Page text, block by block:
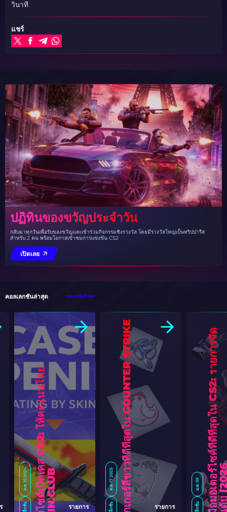
วินาที
แชร์
ปฏิทินของขวัญประจำวัน
กลับมาทุกวันเพื่อรับของขวัญและเข้าร่วมกิจกรรมชิงรางวัล โดยมีรางวัลใหญ่เป็นทริปปารีส
สำหรับ 2 คน พร้อมโอกาสเข้าชมการแข่งขัน CS2
เปิดเลย
คอลเลกชันล่าสุด คอลเลกชันทั้งหมด
ม.ค. 09 ถุ
ง
มื
อ
ม
อ
เ
ต
อ
ร์
ซ
ค์
ที่
ดี
ที่
สุ
ด
ใ
น
C
S
2
:
ร
า
ย
ก
า
ร
จั
ด
อั
น
ดั
บ
[
2
0
2
ต.ค. 17 2025 ติ
ก
เ
ก
อ
ร์
สี
ข
า
ว
ที่
ดี
ที่
สุ
ด
ใ
น
C
O
U
N
T
E
R
S
T
R
I
K
E รายการ
ส.ค. 10 2024 เ
ว็
บ
ไ
ซ
ต์
เ
ปิ
ด
เ
ค
ส
C
S
2
:
ใ
ห้
ค
ะ
แ
น
น
โ
ด
ย
S
K
I
N
.
C
L
UB รายการ